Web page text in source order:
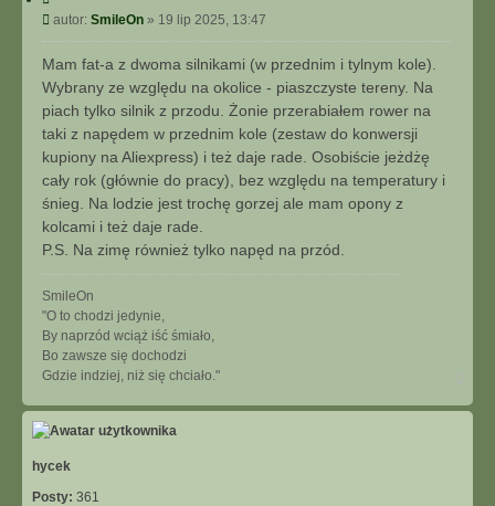
y
j
P
o
s
autor: SmileOn » 19 lip 2025, 13:47
Mam fat-a z dwoma silnikami (w przednim i tylnym kole).
Wybrany ze względu na okolice - piaszczyste tereny. Na
piach tylko silnik z przodu. Żonie przerabiałem rower na
taki z napędem w przednim kole (zestaw do konwersji
kupiony na Aliexpress) i też daje rade. Osobiście jeżdżę
cały rok (głównie do pracy), bez względu na temperatury i
śnieg. Na lodzie jest trochę gorzej ale mam opony z
kolcami i też daje rade.
P.S. Na zimę również tylko napęd na przód.
SmileOn
"O to chodzi jedynie,
By naprzód wciąż iść śmiało,
Bo zawsze się dochodzi
Gdzie indziej, niż się chciało."
g
hycek
Posty: 361